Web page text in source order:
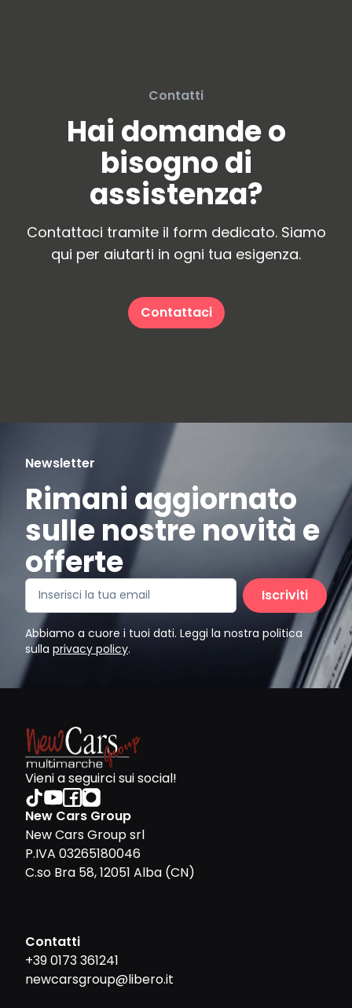
Contatti
Hai domande o
bisogno di
assistenza?
Contattaci tramite il form dedicato. Siamo
qui per aiutarti in ogni tua esigenza.
Contattaci
Newsletter
Rimani aggiornato
sulle nostre novità e
offerte
Iscriviti
Abbiamo a cuore i tuoi dati. Leggi la nostra politica
sulla privacy policy.
Vieni a seguirci sui social!
New Cars Group
New Cars Group srl
P.IVA 03265180046
C.so Bra 58, 12051 Alba (CN)
Contatti
+39 0173 361241
newcarsgroup@libero.it